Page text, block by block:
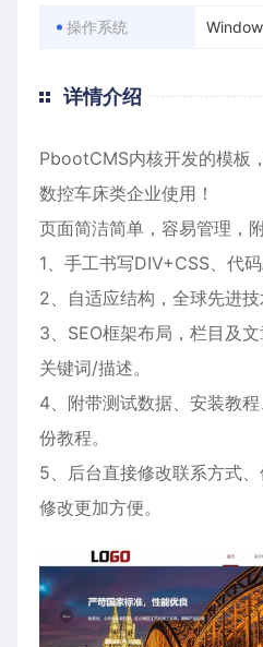
操作系统
详情介绍
PbootCMS内核开发的模板
数控车床类企业使用！
页面简洁简单，容易管理，
1、手工书写DIV+CSS、代码
2、自适应结构，全球先进技
3、SEO框架布局，栏目及
关键词/描述。
4、附带测试数据、安装教
份教程。
5、后台直接修改联系方式、
修改更加方便。